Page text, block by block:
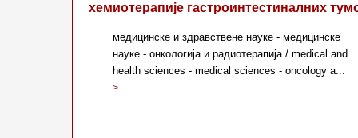
хемиотерапије гастроинтестиналних
медицинске и здравствене науке - медицинске
науке - онкологија и радиотерапија / medical and
health sciences - medical sciences - oncology a...
>